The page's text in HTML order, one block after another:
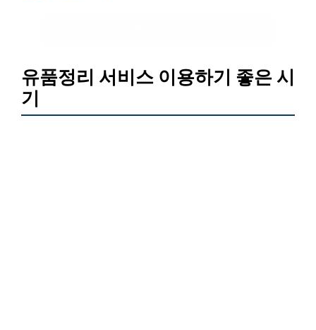
유품정리 서비스 이용하기 좋은 시
기